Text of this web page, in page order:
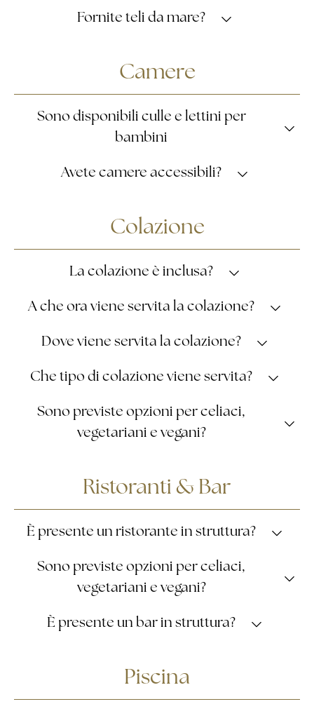
No, ma a circa 200 m dalla struttura è disponibile una
Fornite teli da mare?
ricavato viene devoluto in beneficenza.
Camere
Sono disponibili culle e lettini per
bambini
Sì.
Avete camere accessibili?
Colazione
La colazione è inclusa?
Sì.
SCOPRI DI PIÙ
A che ora viene servita la colazione?
Dalle ore 7:00 alle ore 10:00.
Dove viene servita la colazione?
Nel Salone Laudien e nella Veranda Primavera.
Che tipo di colazione viene servita?
Una ricca e genuina colazione continentale a buffet,
che unisce una selezione di prodotti della tradizione
inglese e americana a specialità locali del territorio.
Sono previste opzioni per celiaci,
vegetariani e vegani?
Ristoranti & Bar
È presente un ristorante in struttura?
Sì.
Sono previste opzioni per celiaci,
vegetariani e vegani?
Sì.
È presente un bar in struttura?
pool barsituato accanto alla piscina,
da giugno a metà settembre
Piscina